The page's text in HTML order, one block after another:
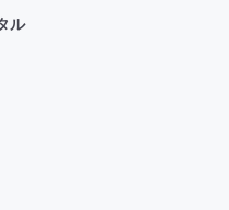
ル